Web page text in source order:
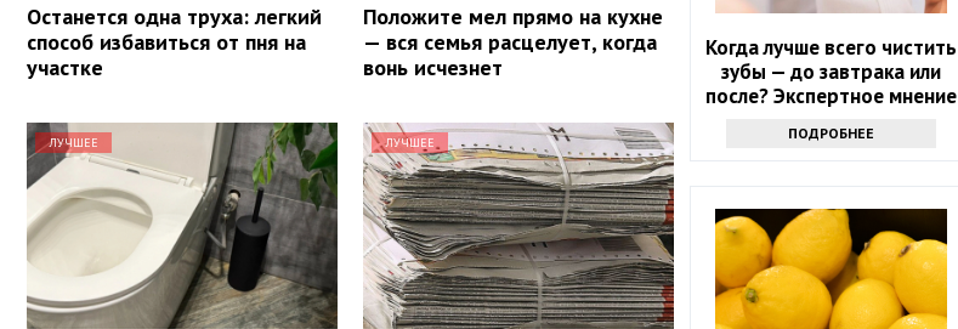
Останется одна труха: легкий
способ избавиться от пня на
участке
Положите мел прямо на кухне
— вся семья расцелует, когда
вонь исчезнет
ЛУЧШЕЕ ЛУЧШЕЕ
Когда лучше всего чистить
зубы — до завтрака или
после? Экспертное мнение
ПОДРОБНЕЕ